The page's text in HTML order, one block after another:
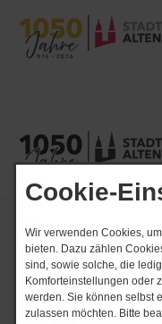
Cookie-
Wir verwenden Cookies,
bieten. Dazu zählen
sind, sowie solche, die
Komforteinstellungen oder
werden. Sie können selbst
zulassen möchten. Bitte
Start Freizeit & Tourismus
Inselzoo